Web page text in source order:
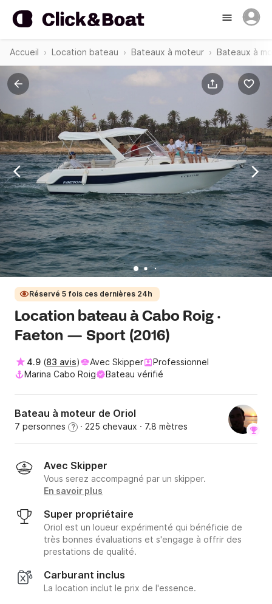
Accueil Location bateau Bateaux à moteur Bateaux à
Réservé 5 fois ces dernières 24h
Location bateau à Cabo Roig ·
Faeton — Sport (2016)
4.9 (83 avis) Avec Skipper
Professionnel
Marina Cabo Roig
Bateau vérifié
Bateau à moteur de Oriol
7 personnes ? · 225 chevaux · 7.8 mètres
Avec Skipper
Vous serez accompagné par un skipper.
En savoir plus
Super propriétaire
Oriol est un loueur expérimenté qui bénéficie de
très bonnes évaluations et s'engage à offrir des
prestations de qualité.
Carburant inclus
La location inclut le prix de l'essence.